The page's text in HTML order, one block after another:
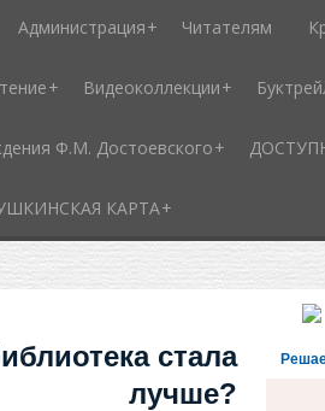
Администрация Читателям
Видеоколлекции
Ф.М. Достоевского
КАРТА
стала
лучше?